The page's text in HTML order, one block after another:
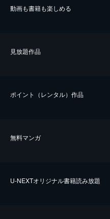
動画も書籍も楽しめる
⾒放題作品
ポイント（レンタル）作品
無料マンガ
U-NEXTオリジナル書籍読み放題